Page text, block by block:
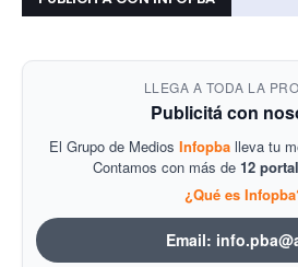
LLEGA A TODA LA
Publicitá con
El Grupo de Medios Infopba lleva tu
Contamos con más de 12
¿Qué es
Email: